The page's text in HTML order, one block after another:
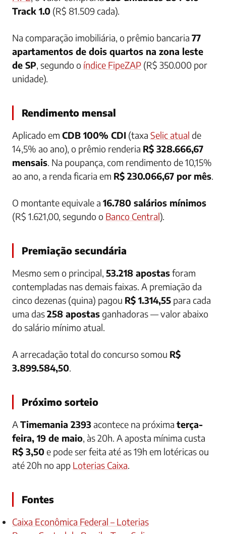
Track 1.0 (R$ 81.509 cada).
Na comparação imobiliária, o prêmio bancaria 77
apartamentos de dois quartos na zona leste
de SP, segundo o índice FipeZAP (R$ 350.000 por
unidade).
Rendimento mensal
Aplicado em CDB 100% CDI (taxa Selic atual de
14,5% ao ano), o prêmio renderia R$ 328.666,67
mensais. Na poupança, com rendimento de 10,15%
ao ano, a renda ficaria em R$ 230.066,67 por mês.
O montante equivale a 16.780 salários mínimos
(R$ 1.621,00, segundo o Banco Central).
Premiação secundária
Mesmo sem o principal, 53.218 apostasforam
contempladas nas demais faixas. A premiação da
cinco dezenas (quina) pagou R$ 1.314,55 para cada
uma das258 apostasganhadoras — valor abaixo
do salário mínimo atual.
A arrecadação total do concurso somou R$
3.899.584,50.
Próximo sorteio
ATimemania 2393acontece na próxima terça-
feira, 19 de maio, às 20h. A aposta mínima custa
R$ 3,50e pode ser feita até as 19h em lotéricas ou
até 20h no app Loterias Caixa.
Fontes
Caixa Econômica Federal – Loterias